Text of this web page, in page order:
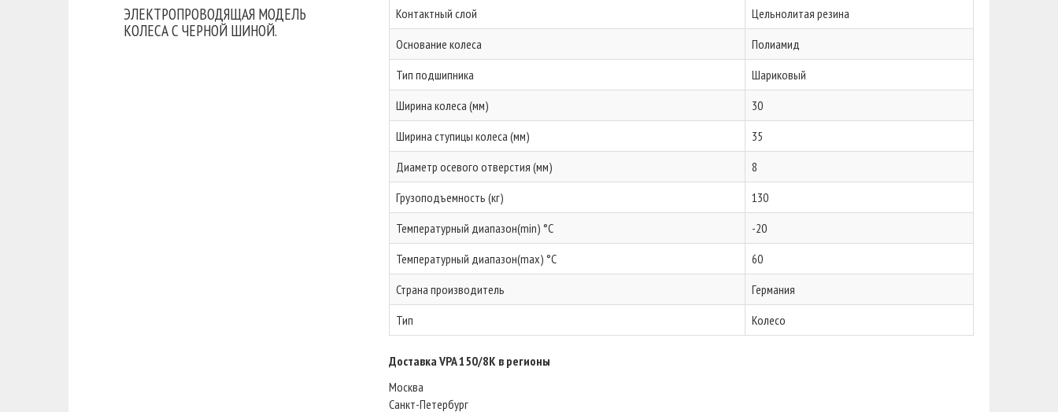
ЭЛЕКТРОПРОВОДЯЩАЯ МОДЕЛЬ
КОЛЕСА С ЧЕРНОЙ ШИНОЙ.
Контактный слой
Цельнолитая резина
Основание колеса
Полиамид
Тип подшипника
Шариковый
Ширина колеса (мм)
30
Ширина ступицы колеса (мм)
35
Диаметр осевого отверстия (мм)
8
Грузоподъемность (кг)
130
Температурный диапазон(min) °C
-20
Температурный диапазон(max) °C
60
Страна производитель
Германия
Тип
Колесо
Доставка VPA 150/8K в регионы
Москва
Санкт-Петербург